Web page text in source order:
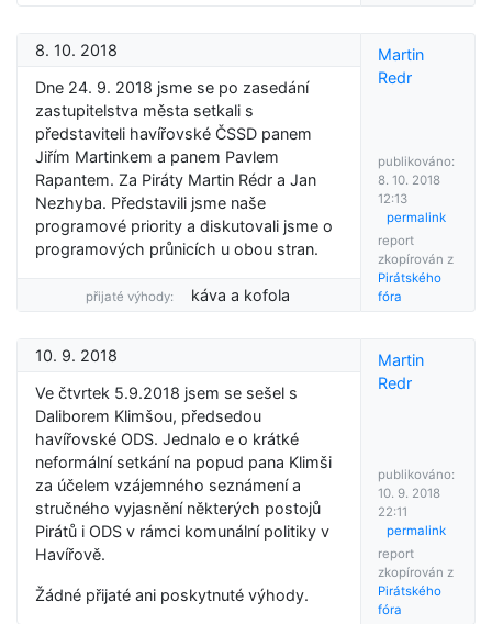
8. 10. 2018
Dne 24. 9. 2018 jsme se po zasedání
zastupitelstva města setkali s
představiteli havířovské ČSSD panem
Jiřím Martinkem a panem Pavlem
Rapantem. Za Piráty Martin Rédr a Jan
Nezhyba. Představili jsme naše
programové priority a diskutovali jsme o
programových průnicích u obou stran.
přijaté výhody: káva a kofola
Martin
Redr
publikováno:
8. 10. 2018
12:13
permalink
report
zkopírován z
Pirátského
fóra
10. 9. 2018
Ve čtvrtek 5.9.2018 jsem se sešel s
Daliborem Klimšou, předsedou
havířovské ODS. Jednalo e o krátké
neformální setkání na popud pana Klimši
za účelem vzájemného seznámení a
stručného vyjasnění některých postojů
Pirátů i ODS v rámci komunální politiky v
Havířově.
Žádné přijaté ani poskytnuté výhody.
Martin
Redr
publikováno:
10. 9. 2018
22:11
permalink
report
zkopírován z
Pirátského
fóra